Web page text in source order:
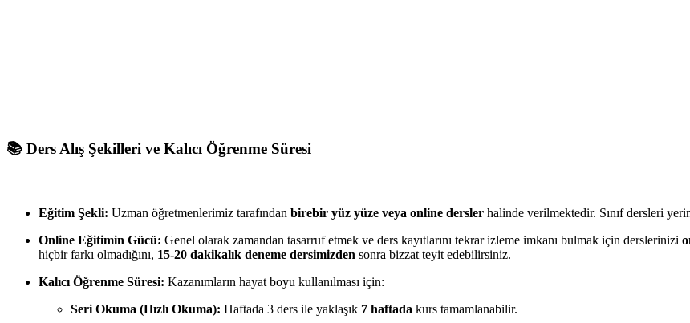
📚 Ders Alış Şekilleri ve Kalıcı Öğrenme Süresi
Eğitim Şekli: Uzman öğretmenlerimiz tarafından birebir yüz yüze veya online dersler halinde verilmektedir. Sınıf dersleri
Online Eğitimin Gücü: Genel olarak zamandan tasarruf etmek ve ders kayıtlarını tekrar izleme imkanı bulmak için derslerinizi
hiçbir farkı olmadığını, 15-20 dakikalık deneme dersimizden sonra bizzat teyit edebilirsiniz.
Kalıcı Öğrenme Süresi: Kazanımların hayat boyu kullanılması için:
Seri Okuma (Hızlı Okuma): Haftada 3 ders ile yaklaşık 7 haftada kurs tamamlanabilir.